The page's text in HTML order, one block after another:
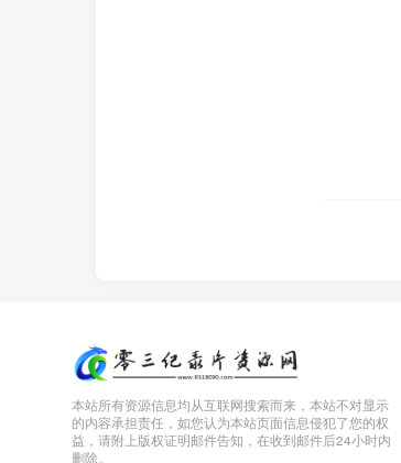
本站所有资源信息均从互联网搜索而来，本站不对显示
的内容承担责任，如您认为本站页面信息侵犯了您的权
益，请附上版权证明邮件告知，在收到邮件后24小时内
删除。